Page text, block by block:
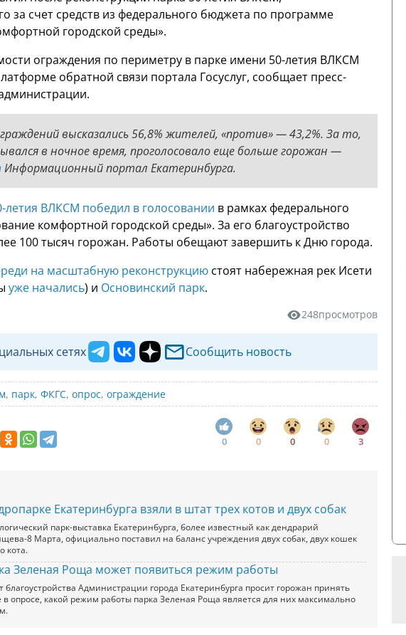
за счет средств из федерального бюджета по программе
городской среды».
ограждения по периметру в парке имени 50-летия ВЛКСМ
обратной связи портала Госуслуг, сообщает пресс-
высказались 56,8% жителей, «против» — 43,2%. За то,
в ночное время, проголосовало еще больше горожан —
Информационный портал Екатеринбурга.
летия ВЛКСМ победил в голосовании в рамках федерального
комфортной городской среды». За его благоустройство
100 тысяч горожан. Работы обещают завершить к Дню города.
на масштабную реконструкцию стоят набережная рек Исети
уже начались) и Основинский парк.
248просмотров
сетях Сообщить новость
, парк, ФКГС, опрос, ограждение
0 0 0 0 3
Екатеринбурга взяли в штат трех котов и двух собак
парк-выставка Екатеринбурга, более известный как дендрарий
8 Марта, официально поставил на баланс учреждения двух собак, двух кошек
кота.
Зеленая Роща может появиться режим работы
благоустройства Администрации города Екатеринбурга просит горожан принять
в опросе, какой режим работы парка Зеленая Роща является для них максимально